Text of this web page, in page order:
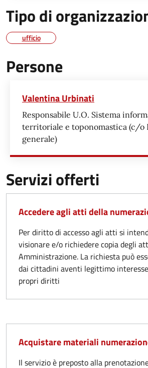
Tipo di
ufficio
Persone
Valentina Urbinati
Responsabile U.O. Sistema
territoriale e toponomastica (c/o
generale)
Servizi offerti
Accedere agli atti della
Per diritto di accesso agli atti si
visionare e/o richiedere copia degli
Amministrazione. La richiesta può
dai cittadini aventi legittimo
propri diritti
Acquistare materiali
Il servizio è preposto alla